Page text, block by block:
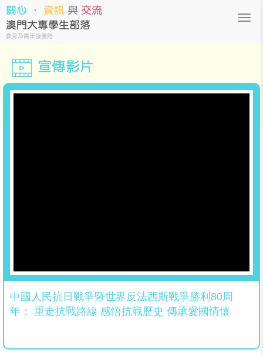
關心 、 資訊 與 交流
澳門大專學生部落
教育及青年發展局
宣傳影片
中國人民抗日戰爭暨世界反法西斯戰爭勝利80周
年： 重走抗戰路線 感悟抗戰歷史 傳承愛國情懷